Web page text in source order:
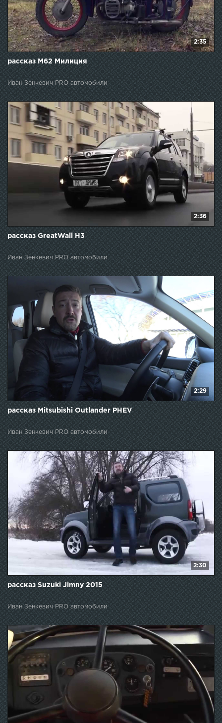
2:35
рассказ М62 Милиция
Иван Зенкевич PRO автомобили
2:36
рассказ GreatWall H3
Иван Зенкевич PRO автомобили
2:29
рассказ Mitsubishi Outlander PHEV
Иван Зенкевич PRO автомобили
2:30
рассказ Suzuki Jimny 2015
Иван Зенкевич PRO автомобили